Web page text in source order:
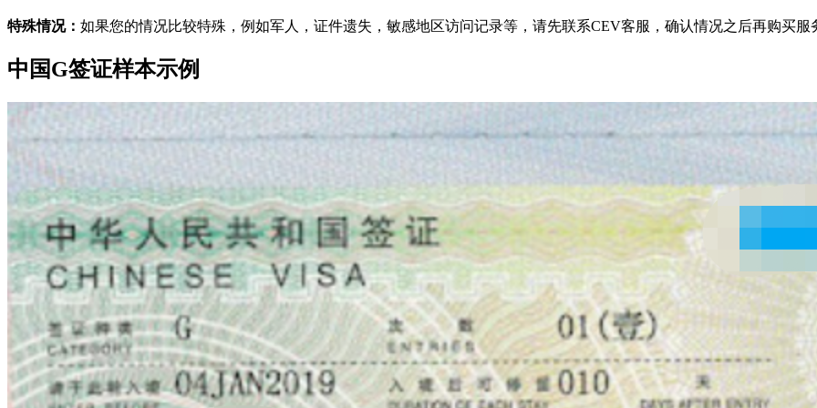
特殊情况： 如果您的情况比较特殊，例如军人，证件遗失，敏感地区访问记录等，请先联系CEV客服，确认情况之后再购买服
中国G签证样本示例